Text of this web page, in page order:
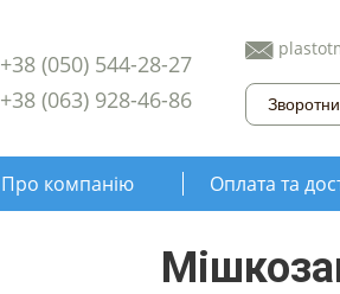
+38 (050) 544-28-27
+38 (063) 928-46-86
Про компанію Оплата та